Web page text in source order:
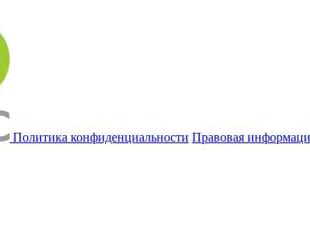
Политика конфиденциальности Правовая